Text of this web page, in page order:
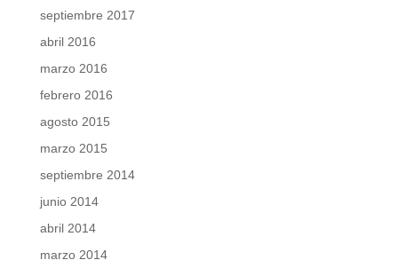
septiembre 2017
abril 2016
marzo 2016
febrero 2016
agosto 2015
marzo 2015
septiembre 2014
junio 2014
abril 2014
marzo 2014